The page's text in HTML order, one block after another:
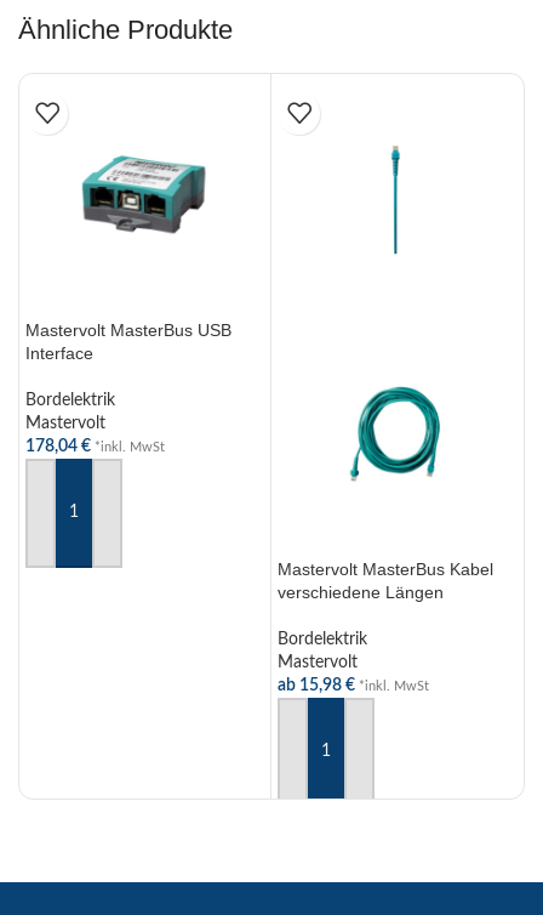
Ähnliche Produkte
Mastervolt MasterBus USB
Interface
Bordelektrik
Mastervolt
178,04 € *inkl. MwSt
Mastervolt MasterBus Kabel
verschiedene Längen
Bordelektrik
Mastervolt
ab 15,98 € *inkl. MwSt